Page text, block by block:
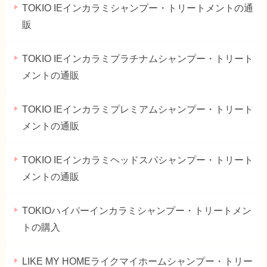
TOKIO IEインカラミシャンプー・トリートメントの通
販
TOKIO IEインカラミプラチナムシャンプー・トリート
メントの通販
TOKIO IEインカラミプレミアムシャンプー・トリート
メントの通販
TOKIO IEインカラミヘッドスパシャンプー・トリート
メントの通販
TOKIOハイパーインカラミシャンプー・トリートメン
トの購入
LIKE MY HOMEライクマイホームシャンプー・トリー